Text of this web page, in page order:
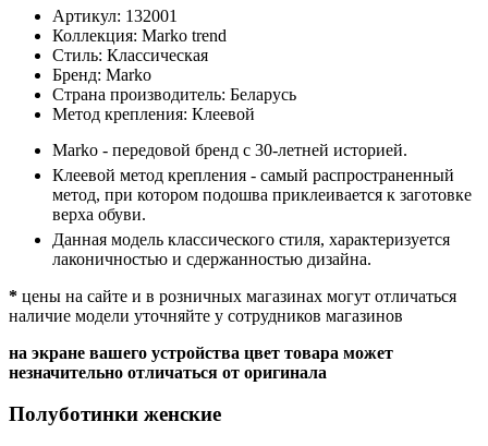
Артикул: 132001
Коллекция: Marko trend
Стиль: Классическая
Бренд: Marko
Страна производитель: Беларусь
Метод крепления: Клеевой
Marko - передовой бренд с 30-летней историей.
Клеевой метод крепления - самый распространенный
метод, при котором подошва приклеивается к заготовке
верха обуви.
Данная модель классического стиля, характеризуется
лаконичностью и сдержанностью дизайна.
* цены на сайте и в розничных магазинах могут отличаться
наличие модели уточняйте у сотрудников магазинов
на экране вашего устройства цвет товара может
незначительно отличаться от оригинала
Полуботинки женские